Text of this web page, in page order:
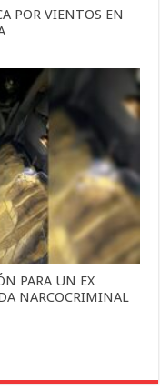
POR VIENTOS EN
PARA UN EX
NARCOCRIMINAL